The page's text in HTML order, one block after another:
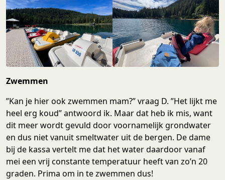
Zwemmen
”Kan je hier ook zwemmen mam?” vraag D. ”Het lijkt me
heel erg koud” antwoord ik. Maar dat heb ik mis, want
dit meer wordt gevuld door voornamelijk grondwater
en dus niet vanuit smeltwater uit de bergen. De dame
bij de kassa vertelt me dat het water daardoor vanaf
mei een vrij constante temperatuur heeft van zo’n 20
graden. Prima om in te zwemmen dus!